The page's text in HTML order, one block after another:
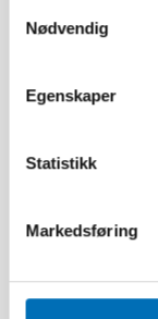
Nødvendig
Egenskaper
Statistikk
Markedsføring